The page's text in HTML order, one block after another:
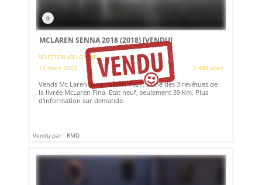
9
MCLAREN SENNA 2018 (2018)[VENDU]
SCHOTEN (BELGIQUE)
15 mars 2022
1 409 vues
Vends Mc Laren Sena châssis #027. L'une des 3 revêtues de
la livrée McLaren Fina. Etat neuf, seulement 39 Km. Plus
d'information sur demande.
Vendu par : RMD